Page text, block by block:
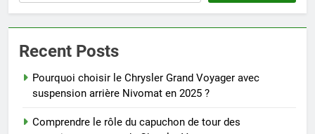
Recent Posts
Pourquoi choisir le Chrysler Grand Voyager avec
suspension arrière Nivomat en 2025 ?
Comprendre le rôle du capuchon de tour des